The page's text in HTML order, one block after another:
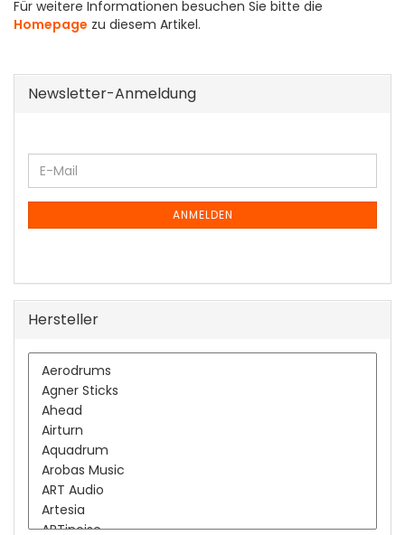
Für weitere Informationen besuchen Sie bitte die
Homepage zu diesem Artikel.
Newsletter-Anmeldung
WEITER
ZUR
NEWSLETTER-
E-
Mail
ANMELDEN
Hersteller